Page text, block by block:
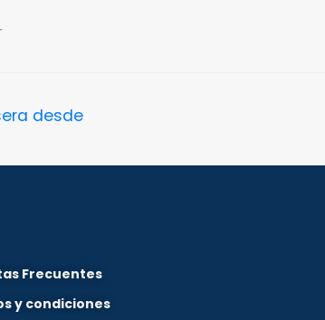
desde
Frecuentes
y condiciones